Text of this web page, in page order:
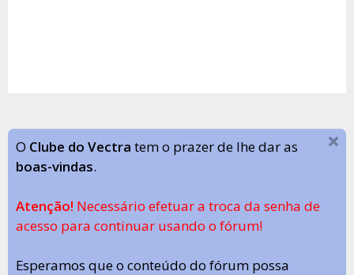
O Clube do Vectra tem o prazer de lhe dar as
boas-vindas.
Atenção! Necessário efetuar a troca da senha de
acesso para continuar usando o fórum!
Esperamos que o conteúdo do fórum possa